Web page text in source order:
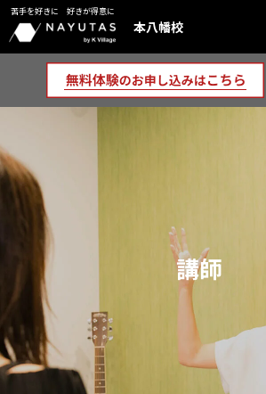
苦手を好きに 好きが得意に
本八幡校
講師